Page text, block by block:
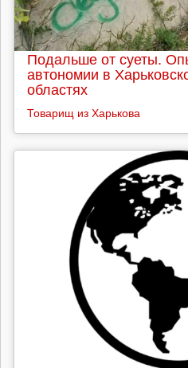
Подальше от суеты.
автономии в
областях
Товарищ из Харькова